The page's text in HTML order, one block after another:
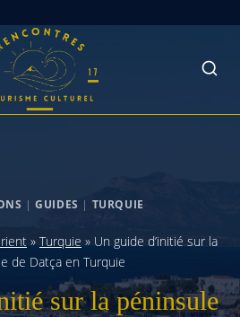
|GUIDES | TURQUIE
» Turquie » Un guide d’initié sur la
de Datça en Turquie
sur la péninsule